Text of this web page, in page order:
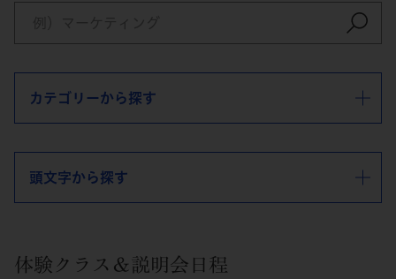
カテゴリーから探す
頭文字から探す
体験クラス＆説明会日程